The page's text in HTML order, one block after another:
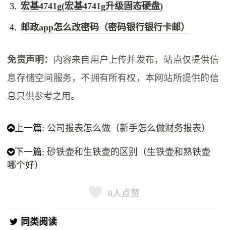
宏基4741g(宏基4741g升级固态硬盘)
邮政app怎么改密码（密码银行银行卡邮）
免责声明： 内容来自用户上传并发布，站点仅提供信
息存储空间服务，不拥有所有权，本网站所提供的信
息只供参考之用。
上一篇: 公司报表怎么做（新手怎么做财务报表）
下一篇:砂铁壶和生铁壶的区别（生铁壶和熟铁壶
哪个好）
0 人点赞
同类阅读